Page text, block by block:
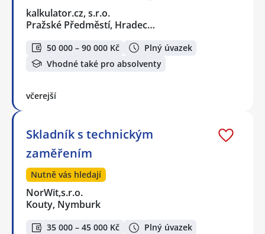
kalkulator.cz, s.r.o.
Pražské Předměstí, Hradec…
50 000 – 90 000 Kč
Plný úvazek
Vhodné také pro absolventy
včerejší
Skladník s technickým
zaměřením
Nutně vás hledají
NorWit,s.r.o.
Kouty, Nymburk
35 000 – 45 000 Kč
Plný úvazek